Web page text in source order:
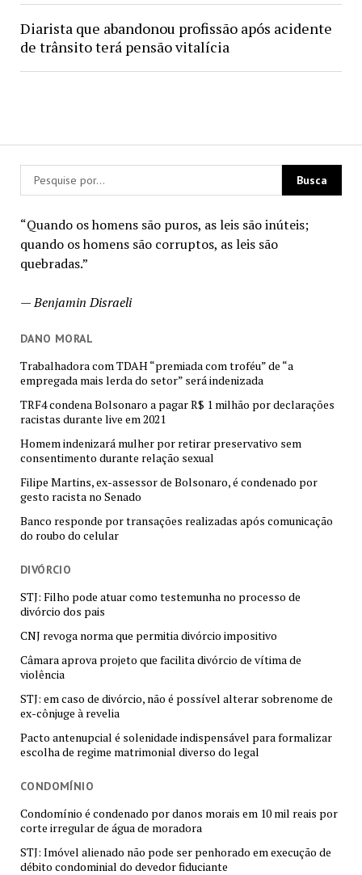
“Quando os homens são puros, as leis são inúteis;
quando os homens são corruptos, as leis são
quebradas.”
—Benjamin Disraeli
DANO MORAL
Trabalhadora com TDAH “premiada com troféu” de “a
empregada mais lerda do setor” será indenizada
TRF4 condena Bolsonaro a pagar R$ 1 milhão por declarações
racistas durante live em 2021
Homem indenizará mulher por retirar preservativo sem
consentimento durante relação sexual
Filipe Martins, ex-assessor de Bolsonaro, é condenado por
gesto racista no Senado
Banco responde por transações realizadas após comunicação
do roubo do celular
DIVÓRCIO
STJ: Filho pode atuar como testemunha no processo de
divórcio dos pais
CNJ revoga norma que permitia divórcio impositivo
Câmara aprova projeto que facilita divórcio de vítima de
violência
STJ: em caso de divórcio, não é possível alterar sobrenome de
ex-cônjuge à revelia
Pacto antenupcial é solenidade indispensável para formalizar
escolha de regime matrimonial diverso do legal
CONDOMÍNIO
Condomínio é condenado por danos morais em 10 mil reais por
corte irregular de água de moradora
STJ: Imóvel alienado não pode ser penhorado em execução de
débito condominial do devedor fiduciante
Diarista que abandonou profissão após acidente
de trânsito terá pensão vitalícia